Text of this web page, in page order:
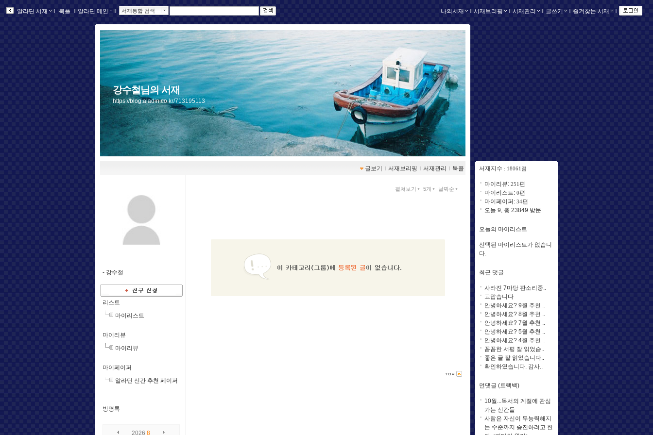
알라딘 서재 ｌ 북플 ｌ 알라딘 메인 ｌ 서재통합 검색 나의서재 ｌ 서재브리핑 ｌ 서재관리 ｌ 글쓰기 ｌ 즐겨찾는 서재 ｌ
강수철님의 서재
https://blog.aladin.co.kr/713195113
글보기 ｌ 서재브리핑 ｌ 서재관리 ｌ 북플
- 강수철
리스트
마이리스트
마이리뷰
마이리뷰
마이페이퍼
알라딘 신간 추천 페이퍼
방명록
2026 8
펼쳐보기 5개 날짜순
서재지수 : 18061점
마이리뷰: 251편
마이리스트: 0편
마이페이퍼: 34편
오늘 9, 총 23849 방문
오늘의 마이리스트
선택된 마이리스트가 없습니
다.
최근 댓글
사라진 7마당 판소리중..
고맙습니다
안녕하세요? 9월 추천 ..
안녕하세요? 8월 추천 ..
안녕하세요? 7월 추천 ..
안녕하세요? 5월 추천 ..
안녕하세요? 4월 추천 ..
꼼꼼한 서평 잘 읽었습..
좋은 글 잘 읽었습니다..
확인하였습니다. 감사..
먼댓글 (트랙백)
10월...독서의 계절에 관심
가는 신간들
사람은 자신이 무능력해지
는 수준까지 승진하려고 한